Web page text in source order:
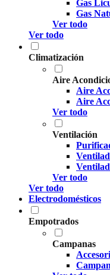
Gas
Gas
Ver todo
Ver todo
Climatización
Aire
Aire
Aire
Ver todo
Ventilación
Ver todo
Ver todo
Electrodomésticos
Empotrados
Campanas